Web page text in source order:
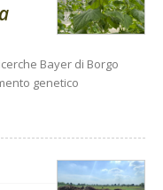
Bayer di Borgo
genetico